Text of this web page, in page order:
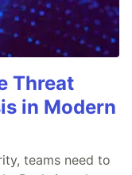
Threat
in Modern
teams need to